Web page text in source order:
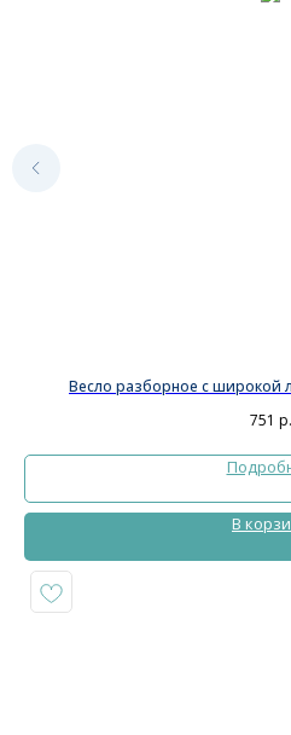
Весло разборное с широкой
751 р.
В